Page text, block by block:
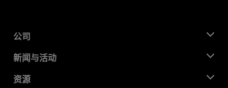
公司
关于 AMD
企业责任
新闻与活动
新闻中心
资源